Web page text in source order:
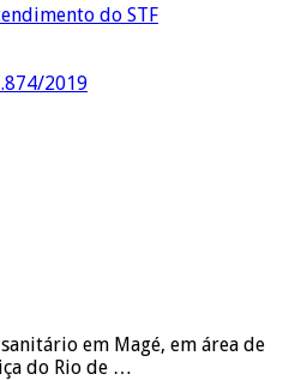
do STF
2019
em Magé, em área de
do Rio de …